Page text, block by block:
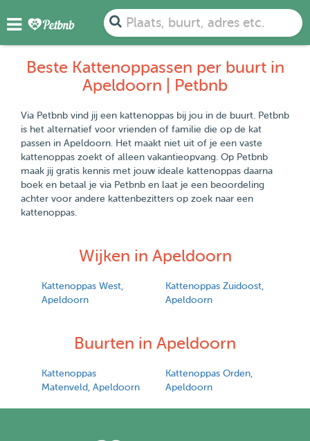
Plaats, buurt, adres etc.
Beste Kattenoppassen per buurt in
Apeldoorn | Petbnb
Via Petbnb vind jij een kattenoppas bij jou in de buurt. Petbnb
is het alternatief voor vrienden of familie die op de kat
passen in Apeldoorn. Het maakt niet uit of je een vaste
kattenoppas zoekt of alleen vakantieopvang. Op Petbnb
maak jij gratis kennis met jouw ideale kattenoppas daarna
boek en betaal je via Petbnb en laat je een beoordeling
achter voor andere kattenbezitters op zoek naar een
kattenoppas.
Wijken in Apeldoorn
Kattenoppas West,
Apeldoorn
Kattenoppas Zuidoost,
Apeldoorn
Buurten in Apeldoorn
Kattenoppas
Matenveld, Apeldoorn
Kattenoppas Orden,
Apeldoorn